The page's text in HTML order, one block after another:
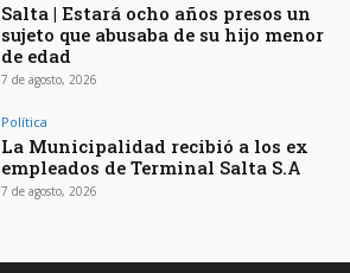
Salta | Estará ocho años presos un
sujeto que abusaba de su hijo menor
de edad
7 de agosto, 2026
Política
La Municipalidad recibió a los ex
empleados de Terminal Salta S.A
7 de agosto, 2026